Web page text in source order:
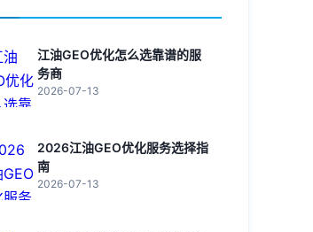
江油GEO优化怎么选靠谱的服
务商
2026-07-13
2026江油GEO优化服务选择指
南
2026-07-13